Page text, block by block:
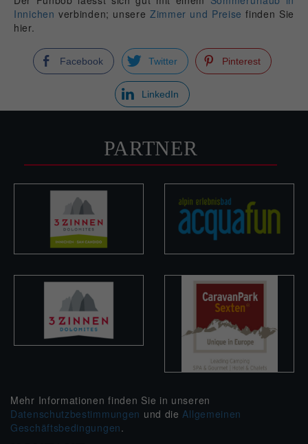
Innichen verbinden; unsere Zimmer und Preise finden Sie
hier.
Facebook Twitter Pinterest
LinkedIn
PARTNER
Mehr Informationen finden Sie in unseren
Datenschutzbestimmungen und die Allgemeinen
Geschäftsbedingungen.